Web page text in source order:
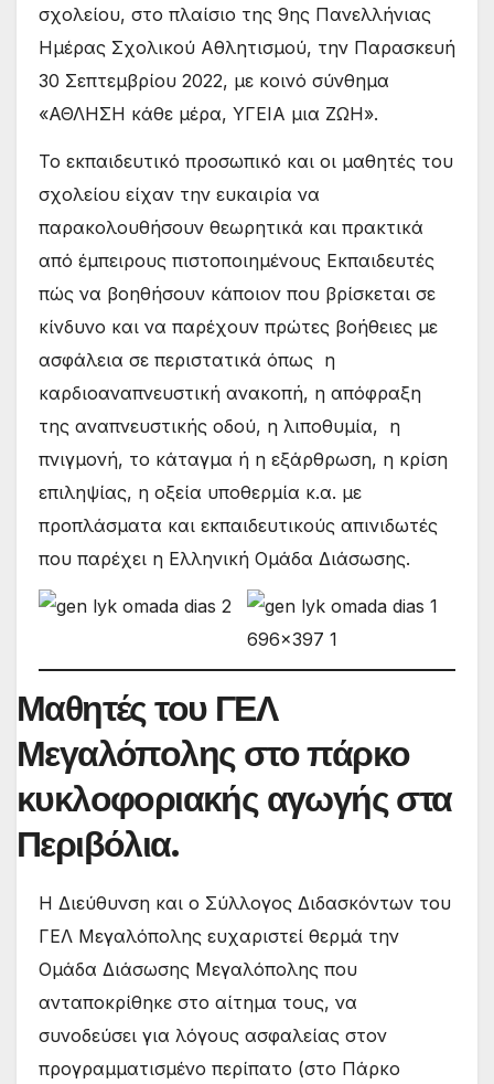
σχολείου, στο πλαίσιο της 9ης Πανελλήνιας
Ημέρας Σχολικού Αθλητισμού, την Παρασκευή
30 Σεπτεμβρίου 2022, με κοινό σύνθημα
«ΑΘΛΗΣΗ κάθε μέρα, ΥΓΕΙΑ μια ΖΩΗ».
Το εκπαιδευτικό προσωπικό και οι μαθητές του
σχολείου είχαν την ευκαιρία να
παρακολουθήσουν θεωρητικά και πρακτικά
από έμπειρους πιστοποιημένους Εκπαιδευτές
πώς να βοηθήσουν κάποιον που βρίσκεται σε
κίνδυνο και να παρέχουν πρώτες βοήθειες με
ασφάλεια σε περιστατικά όπως η
καρδιοαναπνευστική ανακοπή, η απόφραξη
της αναπνευστικής οδού, η λιποθυμία, η
πνιγμονή, το κάταγμα ή η εξάρθρωση, η κρίση
επιληψίας, η οξεία υποθερμία κ.α. με
προπλάσματα και εκπαιδευτικούς απινιδωτές
που παρέχει η Ελληνική Ομάδα Διάσωσης.
Μαθητές του ΓΕΛ
Μεγαλόπολης στο πάρκο
κυκλοφοριακής αγωγής στα
Περιβόλια.
Η Διεύθυνση και ο Σύλλογος Διδασκόντων του
ΓΕΛ Μεγαλόπολης ευχαριστεί θερμά την
Ομάδα Διάσωσης Μεγαλόπολης που
ανταποκρίθηκε στο αίτημα τους, να
συνοδεύσει για λόγους ασφαλείας στον
προγραμματισμένο περίπατο (στο Πάρκο